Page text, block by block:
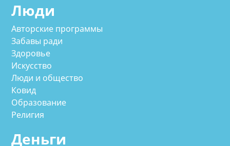
Люди
Авторские программы
Забавы ради
Здоровье
Искусство
Люди и общество
Ковид
Образование
Религия
Деньги